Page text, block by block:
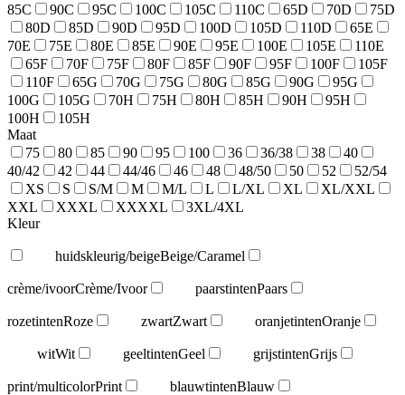
85C
90C 95C 100C 105C 110C 65D 70D
75D
80D
85D 90D 95D 100D 105D 110D
65E
70E
75E 80E 85E 90E 95E 100E 105E
110E
65F
70F 75F 80F 85F 90F 95F 100F
105F
110F
65G 70G 75G 80G 85G 90G
95G
100G
105G 70H 75H 80H 85H 90H
95H
100H
105H
Maat
75
80 85 90 95 100 36 36/38 38
40
40/42
42 44 44/46 46 48 48/50 50 52
52/54
XS
S S/M M M/L L L/XL XL
XL/XXL
XXL
XXXL XXXXL
3XL/4XL
Kleur
huidskleurig/beigeBeige/Caramel
crème/ivoorCrème/Ivoor paarstintenPaars
rozetintenRoze zwartZwart oranjetintenOranje
witWit geeltintenGeel grijstintenGrijs
print/multicolorPrint blauwtintenBlauw